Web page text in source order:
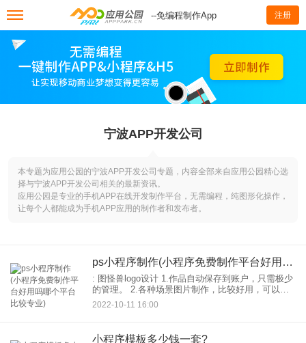
--免编程制作App 注册
宁波APP开发公司
本专题为应用公园的宁波APP开发公司专题，内容全部来自应用公园精心选
择与宁波APP开发公司相关的最新资讯。
应用公园是专业的手机APP在线开发制作平台，无需编程，纯图形化操作，
让每个人都能成为手机APP应用的制作者和发布者。
ps小程序制作(小程序免费制作平台好用吗哪个平台比较专业)
: 图怪兽logo设计 1.作品自动保存到账户，只需极少
的管理。 2.各种场景图片制作，比较好用，可以打
字就能。 3.正版授权，字体，插图，肖像都可以商
业使用。 4.微信编辑功能，在
2022-10-11 16:00
小程序模板多少钱一套?